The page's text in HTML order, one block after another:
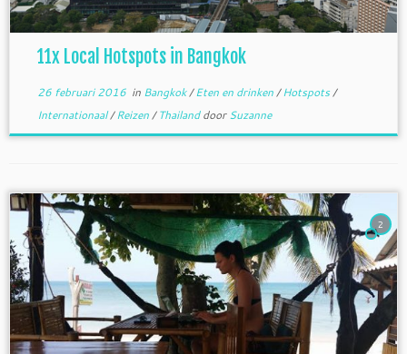
11x Local Hotspots in Bangkok
26 februari 2016in Bangkok/Eten en drinken/Hotspots/
Internationaal/Reizen/ThailanddoorSuzanne
2